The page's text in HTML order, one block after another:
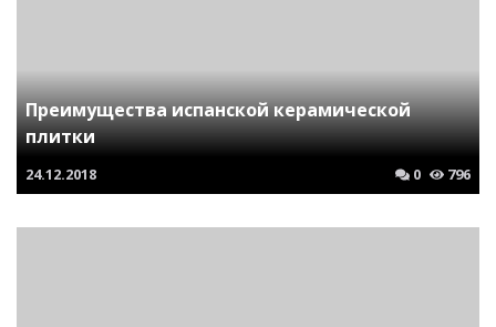
Преимущества испанской керамической
плитки
24.12.2018 0 796